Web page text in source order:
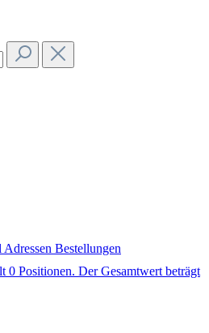
Adressen Bestellungen
0 Positionen. Der Gesamtwert beträgt